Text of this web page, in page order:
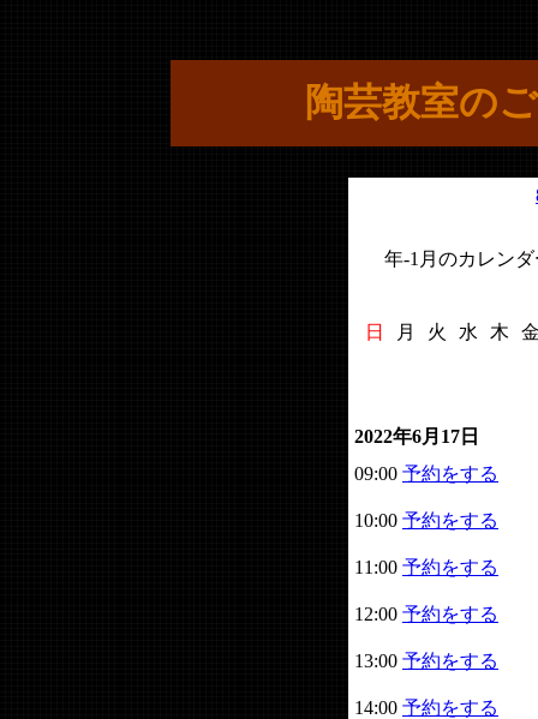
陶芸教室の
年-1月のカレンダ
日 月 火 水 木
2022年6月17日
09:00 予約をする
10:00 予約をする
11:00 予約をする
12:00 予約をする
13:00 予約をする
14:00 予約をする